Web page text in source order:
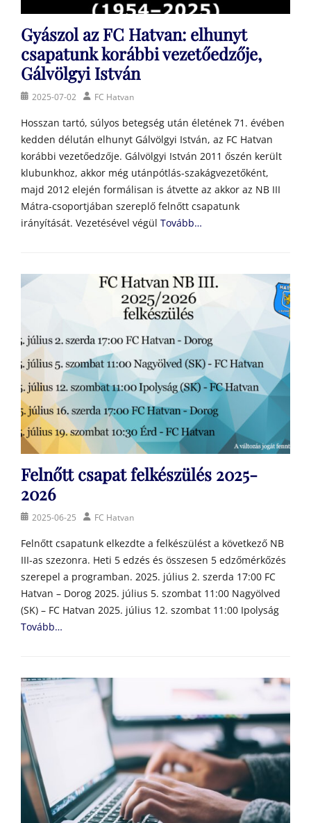
Gyászol az FC Hatvan: elhunyt
csapatunk korábbi vezetőedzője,
Gálvölgyi István
Posted2025-07-02 AuthorFC Hatvan
Hosszan tartó, súlyos betegség után életének 71. évében
kedden délután elhunyt Gálvölgyi István, az FC Hatvan
korábbi vezetőedzője. Gálvölgyi István 2011 őszén került
klubunkhoz, akkor még utánpótlás-szakágvezetőként,
majd 2012 elején formálisan is átvette az akkor az NB III
Mátra-csoportjában szereplő felnőtt csapatunk
irányítását. Vezetésével végül Tovább…
Felnőtt csapat felkészülés 2025-
2026
Posted2025-06-25 AuthorFC Hatvan
Felnőtt csapatunk elkezdte a felkészülést a következő NB
III-as szezonra. Heti 5 edzés és összesen 5 edzőmérkőzés
szerepel a programban. 2025. július 2. szerda 17:00 FC
Hatvan – Dorog 2025. július 5. szombat 11:00 Nagyölved
(SK) – FC Hatvan 2025. július 12. szombat 11:00 Ipolyság
Tovább…